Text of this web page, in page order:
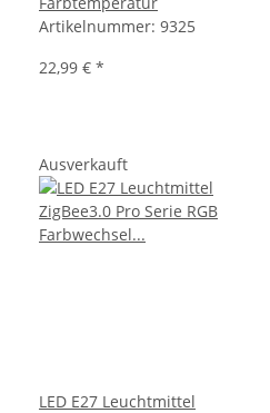
Artikelnummer: 9325
22,99 € *
Ausverkauft
LED E27 Leuchtmittel